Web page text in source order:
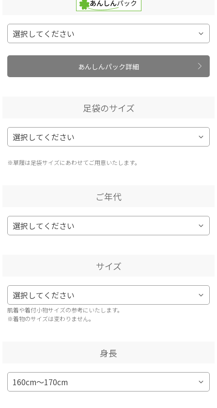
あんしんパック詳細
足袋のサイズ
※草履は足袋サイズにあわせてご用意いたします。
ご年代
サイズ
肌着や着付小物サイズの参考にいたします。
※着物のサイズは変わりません。
身長